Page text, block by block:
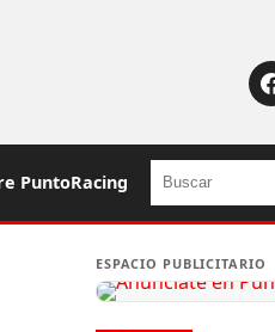
PuntoRacing Buscar
ESPACIO PUBLICITARIO